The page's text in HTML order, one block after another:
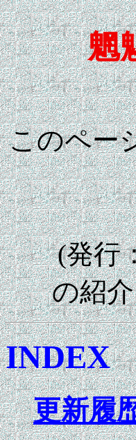
魍
このペー
(発行
の紹
INDEX
更新履